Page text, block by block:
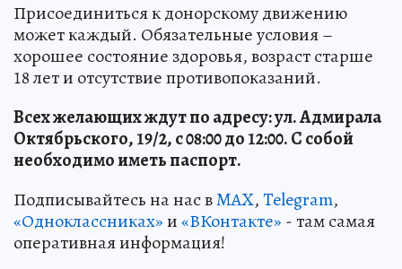
Присоединиться к донорскому движению
может каждый. Обязательные условия –
хорошее состояние здоровья, возраст старше
18 лет и отсутствие противопоказаний.
Всех желающих ждут по адресу: ул. Адмирала
Октябрьского, 19/2, с 08:00 до 12:00. С собой
необходимо иметь паспорт.
Подписывайтесь на нас вMAX,Telegram,
«Одноклассниках»и«ВКонтакте» - там самая
оперативная информация!